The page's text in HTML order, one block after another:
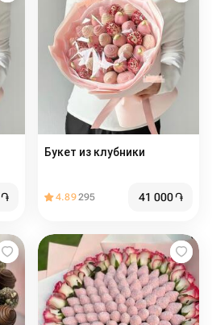
֏
Букет из клубники
4.89295 41 000֏